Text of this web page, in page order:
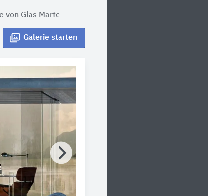
von Glas Marte
Galerie starten